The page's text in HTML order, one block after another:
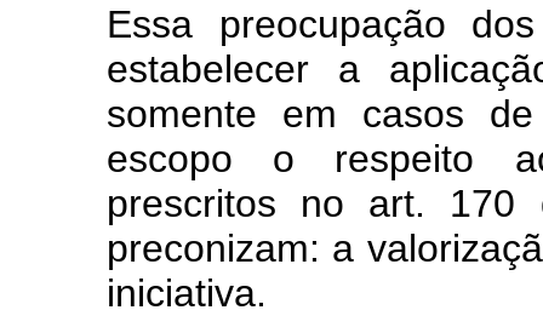
Essa preocupação
estabelecer a
somente em casos
escopo o respeito
prescritos no art. 170
preconizam: a
iniciativa.